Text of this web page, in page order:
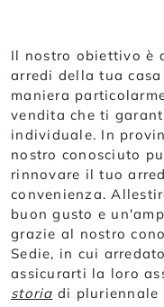
Il nostro obiettivo è
arredi della tua
maniera
vendita che ti
individuale. In
nostro conosciuto
rinnovare il tuo
convenienza.
buon gusto e
grazie al nostro
Sedie, in cui
assicurarti la loro
storia di pluriennale